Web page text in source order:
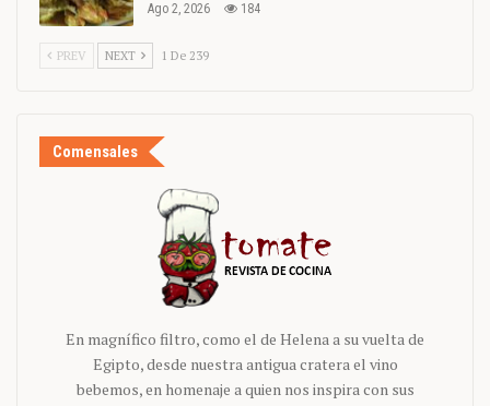
Ago 2, 2026 184
PREV NEXT 1 De 239
Comensales
En magnífico filtro, como el de Helena a su vuelta de
Egipto, desde nuestra antigua cratera el vino
bebemos, en homenaje a quien nos inspira con sus